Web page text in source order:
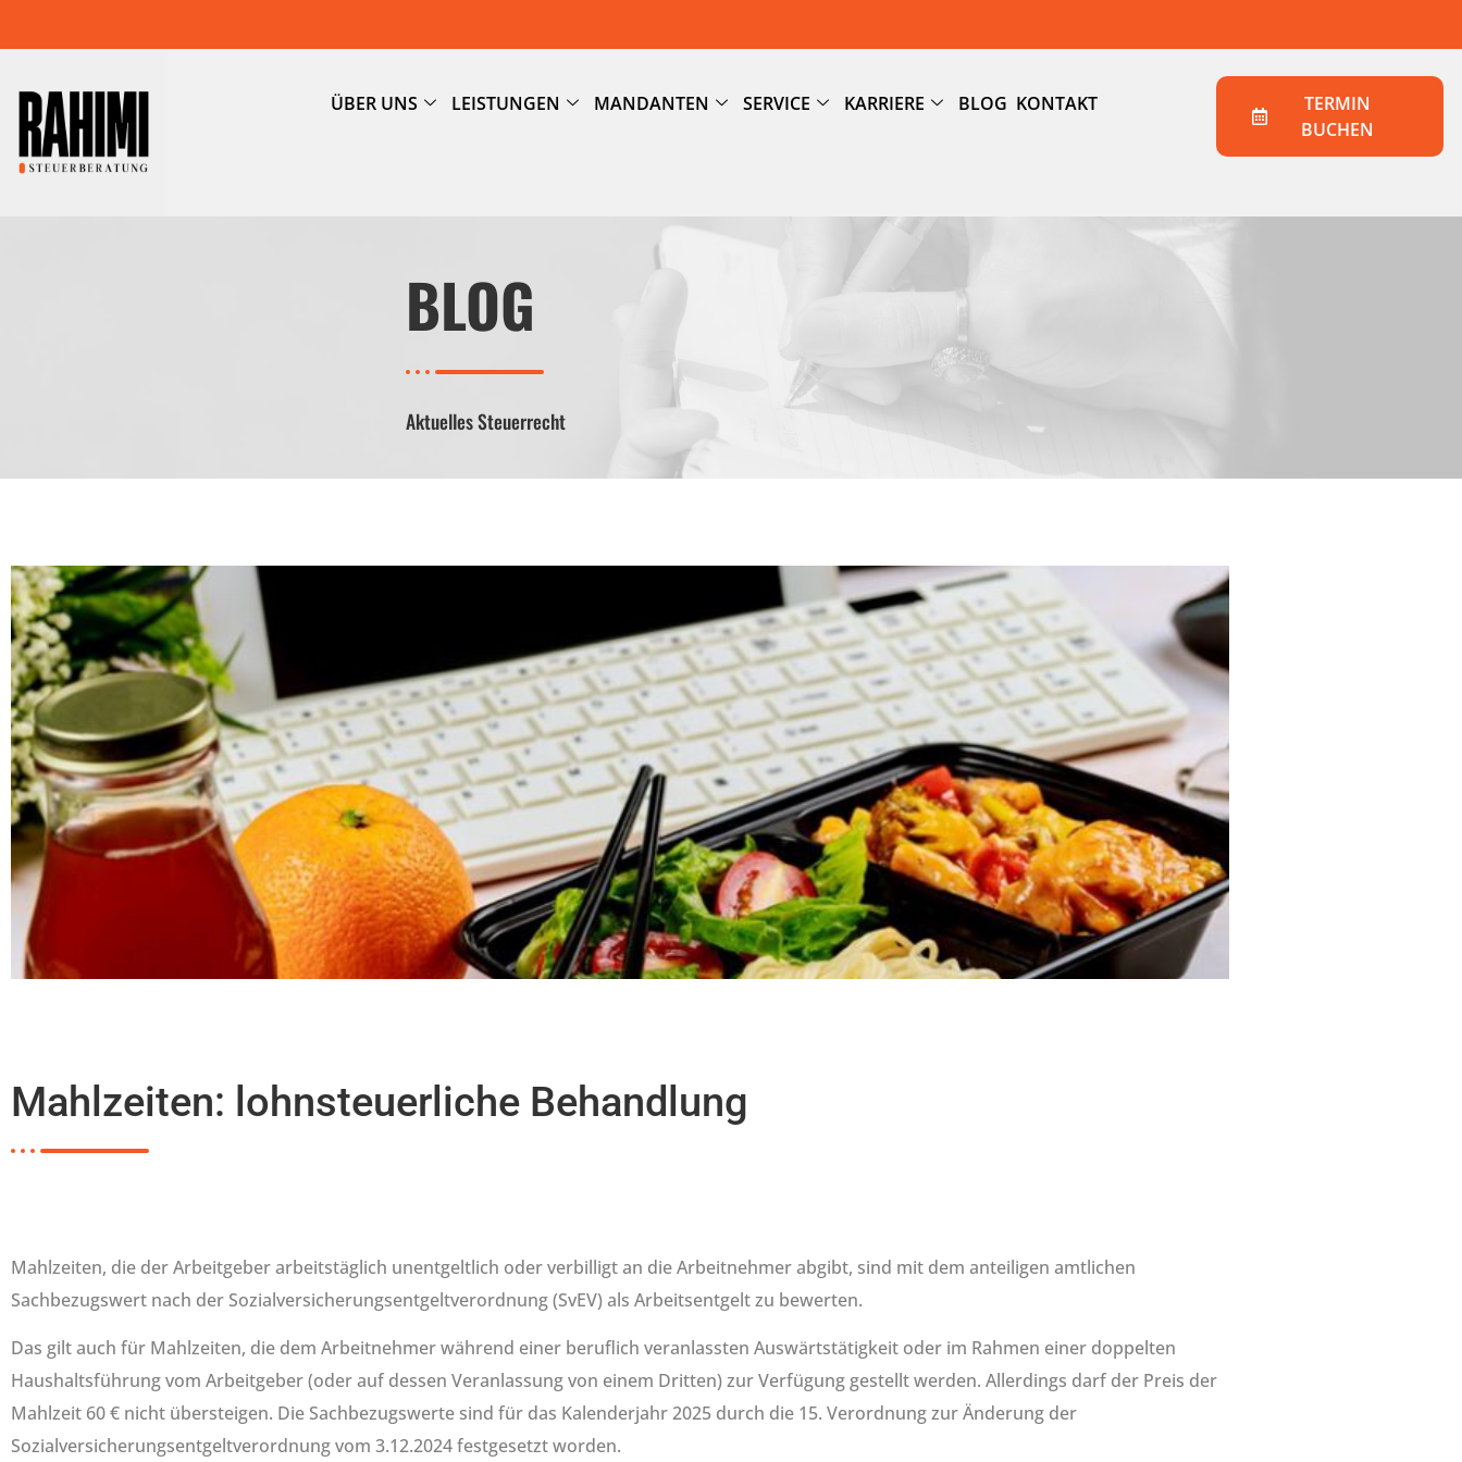
ÜBER UNS LEISTUNGEN MANDANTEN SERVICE KARRIERE BLOG KONTAKT
TERMIN
BUCHEN
BLOG
Aktuelles Steuerrecht
Mahlzeiten: lohnsteuerliche Behandlung
Mahlzeiten, die der Arbeitgeber arbeitstäglich unentgeltlich oder verbilligt an die Arbeitnehmer abgibt, sind mit dem anteiligen amtlichen
Sachbezugswert nach der Sozialversicherungsentgeltverordnung (SvEV) als Arbeitsentgelt zu bewerten.
Das gilt auch für Mahlzeiten, die dem Arbeitnehmer während einer beruflich veranlassten Auswärtstätigkeit oder im Rahmen einer doppelten
Haushaltsführung vom Arbeitgeber (oder auf dessen Veranlassung von einem Dritten) zur Verfügung gestellt werden. Allerdings darf der Preis der
Mahlzeit 60 € nicht übersteigen. Die Sachbezugswerte sind für das Kalenderjahr 2025 durch die 15. Verordnung zur Änderung der
Sozialversicherungsentgeltverordnung vom 3.12.2024 festgesetzt worden.